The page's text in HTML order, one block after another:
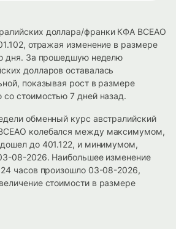
доллара/франки КФА BCEAO
отражая изменение в размере
дня. За прошедшую неделю
долларов оставалась
показывая рост в размере
стоимостью 7 дней назад.
обменный курс австралийский
колебался между максимумом,
до 401.122, и минимумом,
08-2026. Наибольшее изменение
часов произошло 03-08-2026,
стоимости в размере